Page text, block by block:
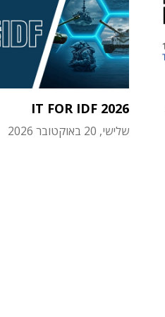
IT FOR IDF 2026
שלישי, 20 באוקטובר 2026